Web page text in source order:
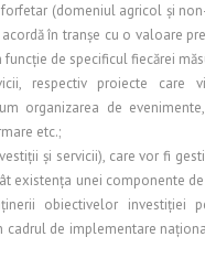
(domeniul agricol și
în tranșe cu o valoare
funcție de specificul fiecărei
respectiv proiecte care
organizarea de
etc.;
și servicii), care vor fi
existența unei componente
obiectivelor investiției
cadrul de implementare